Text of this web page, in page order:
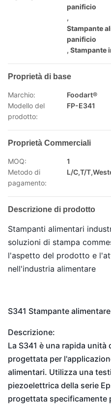
panificio
,
Stampante
panificio
, Stampante
Proprietà di base
Marchio:
Foodart®
Modello del
prodotto:
FP-E341
Proprietà Commerciali
MOQ:
1
Metodo di
pagamento:
L/C,T/
Descrizione di prodotto
Stampanti alimentari
soluzioni di stampa
l'aspetto del prodotto e
nell'industria alimentare
S341 Stampante
Descrizione:
La S341 è una rapida
progettata per
alimentari. Utilizza una
piezoelettrica della serie
progettata specificamente